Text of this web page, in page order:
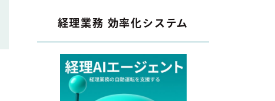
経理業務 効率化システム